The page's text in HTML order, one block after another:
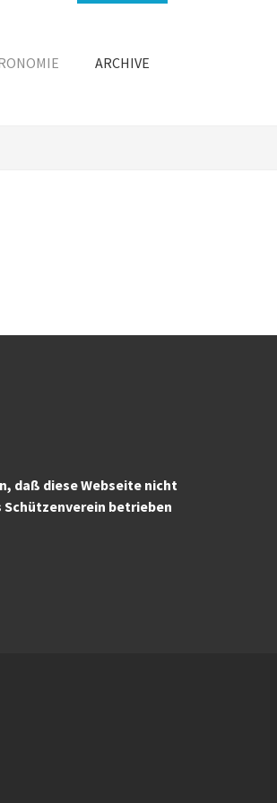
ARCHIVE
daß diese Webseite nicht
Schützenverein betrieben